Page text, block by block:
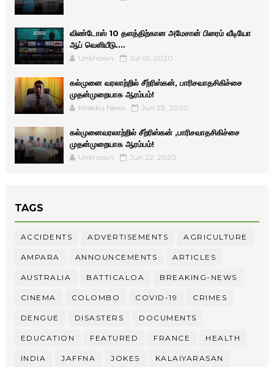
விண்டோஸ் 10 தளத்திற்கான அமேசான் பிரைம் வீடியோ
ஆப் வெளியீடு....
Unknown Jul 01, 2020
கல்முனை வரலாற்றில் சீற்ரிஸ்கன், பாரிசவாதசிகிச்சை
முதன்முறையாக ஆரம்பம்!
Kilakku News Jun 23, 2020
கல்முனைவரலாற்றில் சீற்ரிஸ்கன் ,பாரிசவாதசிகிச்சை
முதன்முறையாக ஆரம்பம்!
Unknown Jun 22, 2020
TAGS
ACCIDENTS ADVERTISEMENTS AGRICULTURE
AMPARA ANNOUNCEMENTS ARTICLES
AUSTRALIA BATTICALOA BREAKING-NEWS
CINEMA COLOMBO COVID-19 CRIMES
DENGUE DISASTERS DOCUMENTS
EDUCATION FEATURED FRANCE HEALTH
INDIA JAFFNA JOKES KALAIYARASAN